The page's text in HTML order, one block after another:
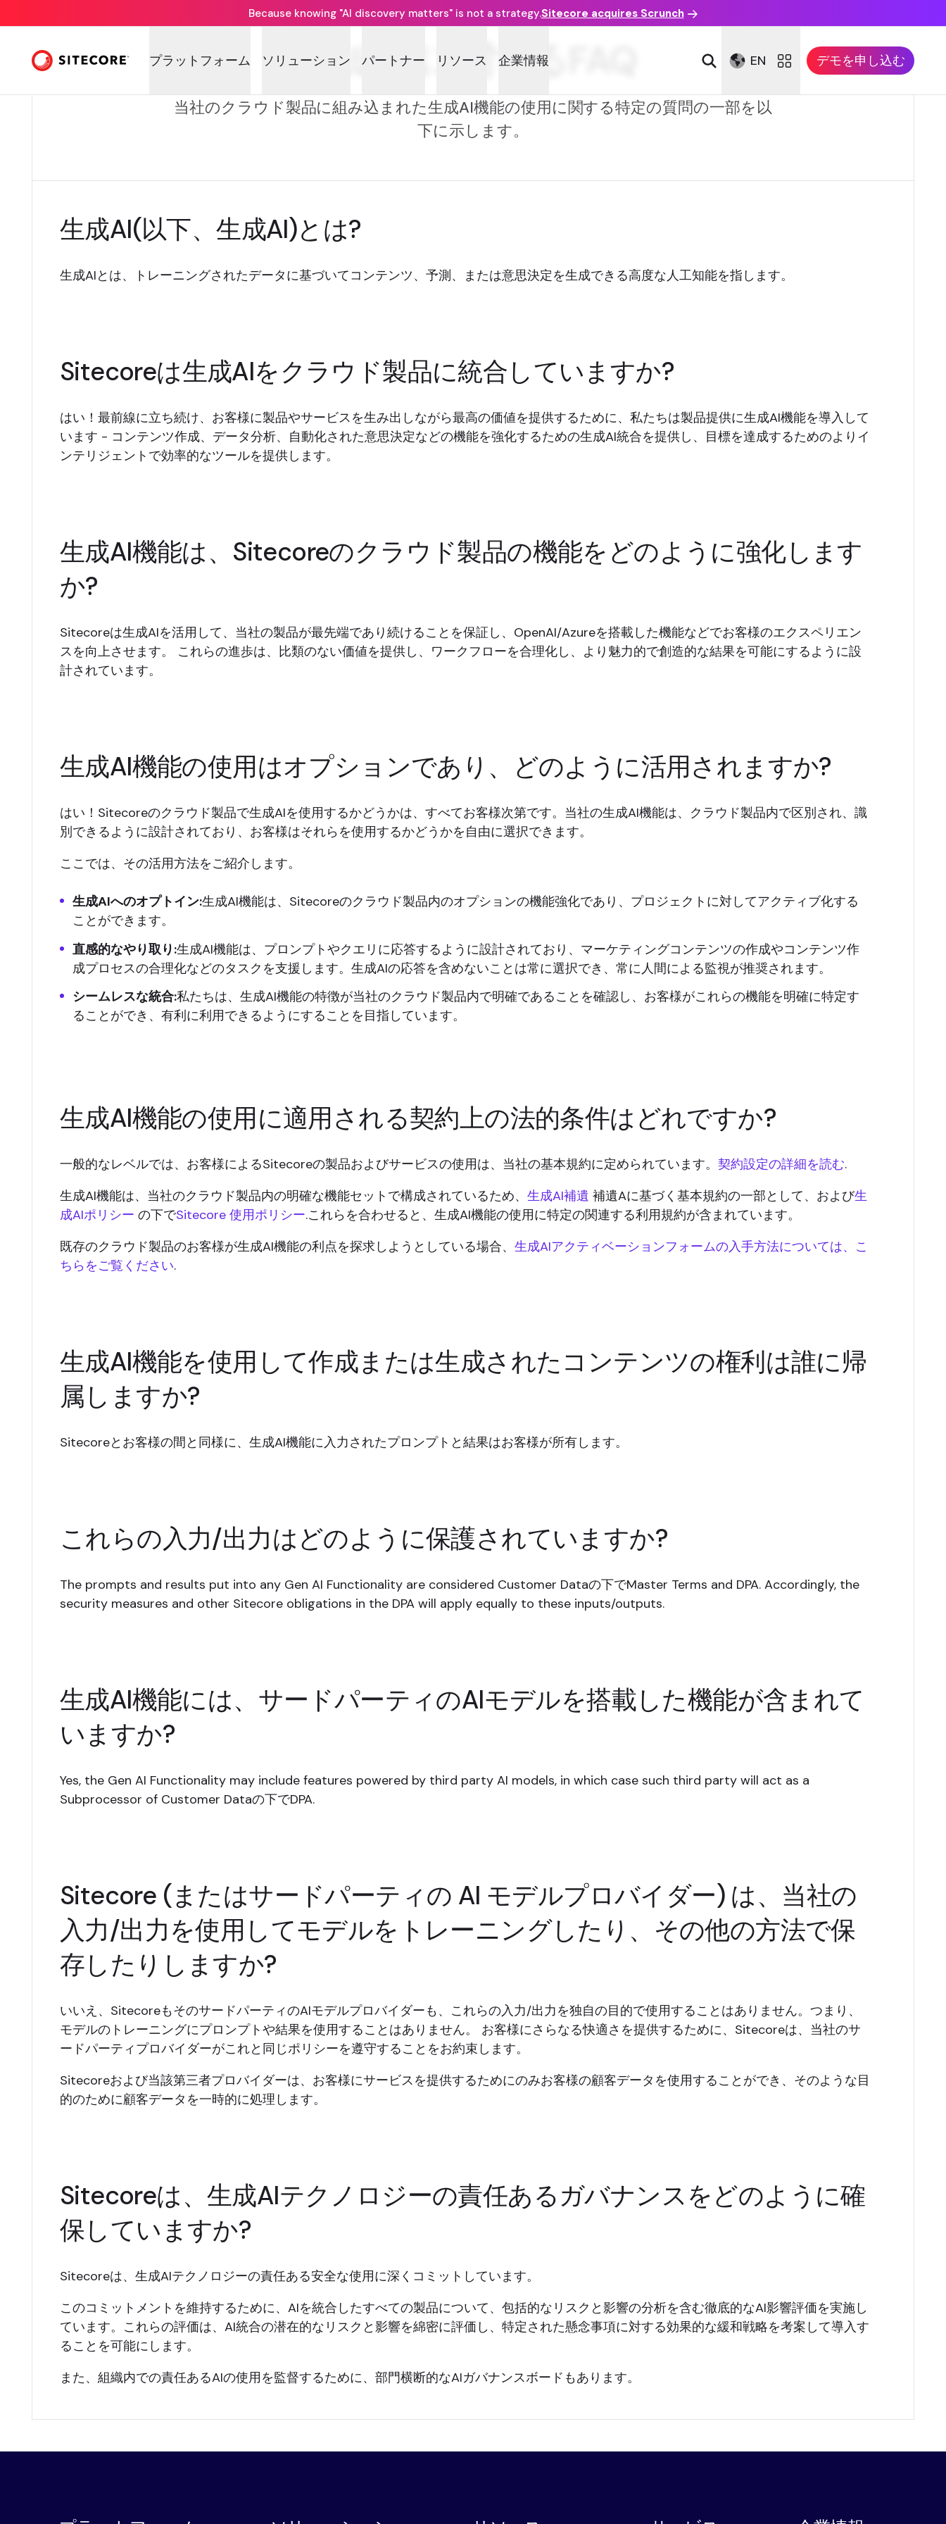
Because knowing "AI discovery matters" is not a strategy.Sitecore acquires Scrunch
プラットフォーム ソリューション パートナー リソース 企業情報 EN デモを申し込む
生成AIに関するFAQ
当社のクラウド製品に組み込まれた生成AI機能の使用に関する特定の質問の一部を以
下に示します。
生成AI(以下、生成AI)とは?
生成AIとは、トレーニングされたデータに基づいてコンテンツ、予測、または意思決定を生成できる高度な人工知能を指します。
Sitecoreは生成AIをクラウド製品に統合していますか?
はい！最前線に立ち続け、お客様に製品やサービスを生み出しながら最高の価値を提供するために、私たちは製品提供に生成AI機能を導入して
います - コンテンツ作成、データ分析、自動化された意思決定などの機能を強化するための生成AI統合を提供し、目標を達成するためのよりイ
ンテリジェントで効率的なツールを提供します。
生成AI機能は、Sitecoreのクラウド製品の機能をどのように強化します
か?
Sitecoreは生成AIを活用して、当社の製品が最先端であり続けることを保証し、OpenAI/Azureを搭載した機能などでお客様のエクスペリエン
スを向上させます。 これらの進歩は、比類のない価値を提供し、ワークフローを合理化し、より魅力的で創造的な結果を可能にするように設
計されています。
生成AI機能の使用はオプションであり、どのように活用されますか?
はい！Sitecoreのクラウド製品で生成AIを使用するかどうかは、すべてお客様次第です。当社の生成AI機能は、クラウド製品内で区別され、識
別できるように設計されており、お客様はそれらを使用するかどうかを自由に選択できます。
ここでは、その活用方法をご紹介します。
生成AIへのオプトイン:生成AI機能は、Sitecoreのクラウド製品内のオプションの機能強化であり、プロジェクトに対してアクティブ化する
ことができます。
直感的なやり取り:生成AI機能は、プロンプトやクエリに応答するように設計されており、マーケティングコンテンツの作成やコンテンツ作
成プロセスの合理化などのタスクを支援します。生成AIの応答を含めないことは常に選択でき、常に人間による監視が推奨されます。
シームレスな統合:私たちは、生成AI機能の特徴が当社のクラウド製品内で明確であることを確認し、お客様がこれらの機能を明確に特定す
ることができ、有利に利用できるようにすることを目指しています。
生成AI機能の使用に適用される契約上の法的条件はどれですか?
一般的なレベルでは、お客様によるSitecoreの製品およびサービスの使用は、当社の基本規約に定められています。 契約設定の詳細を読む.
生成AI機能は、当社のクラウド製品内の明確な機能セットで構成されているため、 生成AI補遺 補遺Aに基づく基本規約の一部として、および生
成AIポリシー の下でSitecore 使用ポリシー.これらを合わせると、生成AI機能の使用に特定の関連する利用規約が含まれています。
既存のクラウド製品のお客様が生成AI機能の利点を探求しようとしている場合、 生成AIアクティベーションフォームの入手方法については、こ
ちらをご覧ください.
生成AI機能を使用して作成または生成されたコンテンツの権利は誰に帰
属しますか?
Sitecoreとお客様の間と同様に、生成AI機能に入力されたプロンプトと結果はお客様が所有します。
これらの入力/出力はどのように保護されていますか?
The prompts and results put into any Gen AI Functionality are considered Customer Dataの下でMaster Terms and DPA. Accordingly, the
security measures and other Sitecore obligations in the DPA will apply equally to these inputs/outputs.
生成AI機能には、サードパーティのAIモデルを搭載した機能が含まれて
いますか?
Yes, the Gen AI Functionality may include features powered by third party AI models, in which case such third party will act as a
Subprocessor of Customer Dataの下でDPA.
Sitecore (またはサードパーティの AI モデルプロバイダー) は、当社の
入力/出力を使用してモデルをトレーニングしたり、その他の方法で保
存したりしますか?
いいえ、SitecoreもそのサードパーティのAIモデルプロバイダーも、これらの入力/出力を独自の目的で使用することはありません。つまり、
モデルのトレーニングにプロンプトや結果を使用することはありません。 お客様にさらなる快適さを提供するために、Sitecoreは、当社のサ
ードパーティプロバイダーがこれと同じポリシーを遵守することをお約束します。
Sitecoreおよび当該第三者プロバイダーは、お客様にサービスを提供するためにのみお客様の顧客データを使用することができ、そのような目
的のために顧客データを一時的に処理します。
Sitecoreは、生成AIテクノロジーの責任あるガバナンスをどのように確
保していますか?
Sitecoreは、生成AIテクノロジーの責任ある安全な使用に深くコミットしています。
このコミットメントを維持するために、AIを統合したすべての製品について、包括的なリスクと影響の分析を含む徹底的なAI影響評価を実施し
ています。これらの評価は、AI統合の潜在的なリスクと影響を綿密に評価し、特定された懸念事項に対する効果的な緩和戦略を考案して導入す
ることを可能にします。
また、組織内での責任あるAIの使用を監督するために、部門横断的なAIガバナンスボードもあります。